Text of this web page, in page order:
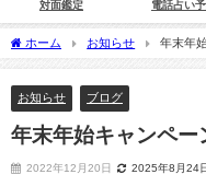
対面鑑定 電話占い
ホーム お知らせ 年末年
お知らせ ブログ
年末年始キャンペー
2022年12月20日 2025年8月24